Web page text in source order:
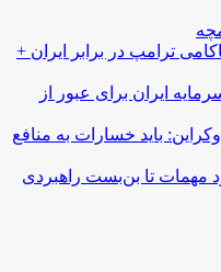
ترامپ در برابر ایران +
ایران برای عبور از
باید خسارات به منافع
مهمات تا بن‌بست راهبردی